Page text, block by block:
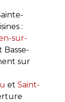
:
sur-
Basse-
sur
et Saint-